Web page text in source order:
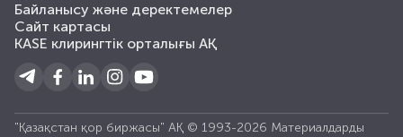
Байланысу және деректемелер
Сайт картасы
KASE клирингтік орталығы АҚ
"Қазақстан қор биржасы" АҚ © 1993-2026 Материалдарды